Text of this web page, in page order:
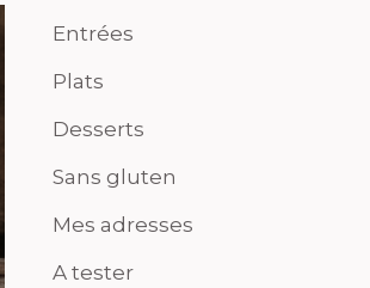
Entrées
Plats
Desserts
Sans gluten
Mes adresses
A tester